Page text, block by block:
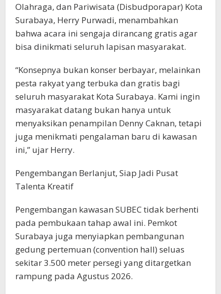
Olahraga, dan Pariwisata (Disbudporapar) Kota
Surabaya, Herry Purwadi, menambahkan
bahwa acara ini sengaja dirancang gratis agar
bisa dinikmati seluruh lapisan masyarakat.
“Konsepnya bukan konser berbayar, melainkan
pesta rakyat yang terbuka dan gratis bagi
seluruh masyarakat Kota Surabaya. Kami ingin
masyarakat datang bukan hanya untuk
menyaksikan penampilan Denny Caknan, tetapi
juga menikmati pengalaman baru di kawasan
ini,” ujar Herry.
Pengembangan Berlanjut, Siap Jadi Pusat
Talenta Kreatif
Pengembangan kawasan SUBEC tidak berhenti
pada pembukaan tahap awal ini. Pemkot
Surabaya juga menyiapkan pembangunan
gedung pertemuan (convention hall) seluas
sekitar 3.500 meter persegi yang ditargetkan
rampung pada Agustus 2026.